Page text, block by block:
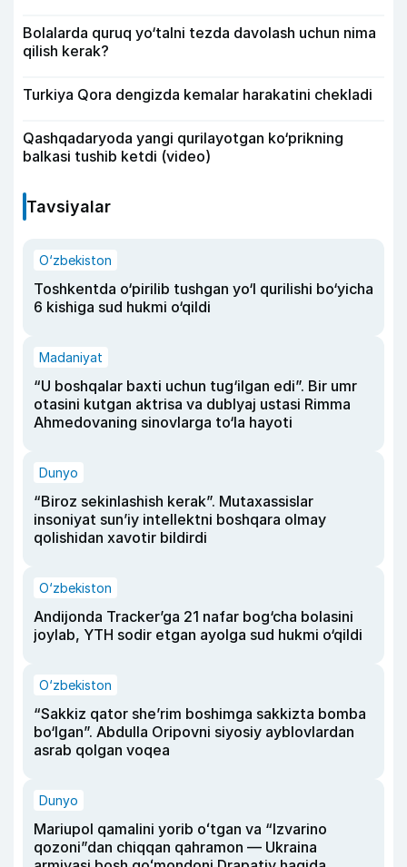
Bolalarda quruq yo‘talni tezda davolash uchun nima
qilish kerak?
Turkiya Qora dengizda kemalar harakatini chekladi
Qashqadaryoda yangi qurilayotgan ko‘prikning
balkasi tushib ketdi (video)
Tavsiyalar
O‘zbekiston
Toshkentda o‘pirilib tushgan yo‘l qurilishi bo‘yicha
6 kishiga sud hukmi o‘qildi
Madaniyat
“U boshqalar baxti uchun tug‘ilgan edi”. Bir umr
otasini kutgan aktrisa va dublyaj ustasi Rimma
Ahmedovaning sinovlarga to‘la hayoti
Dunyo
“Biroz sekinlashish kerak”. Mutaxassislar
insoniyat sun’iy intellektni boshqara olmay
qolishidan xavotir bildirdi
O‘zbekiston
Andijonda Tracker’ga 21 nafar bog‘cha bolasini
joylab, YTH sodir etgan ayolga sud hukmi o‘qildi
O‘zbekiston
“Sakkiz qator she’rim boshimga sakkizta bomba
bo‘lgan”. Abdulla Oripovni siyosiy ayblovlardan
asrab qolgan voqea
Dunyo
Mariupol qamalini yorib oʻtgan va “Izvarino
qozoni”dan chiqqan qahramon — Ukraina